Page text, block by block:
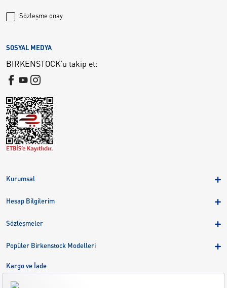
Sözleşme onay
Kurumsal
Birkenstock Group
Kariyer
Hesap Bilgilerim
Sipariş Takibi
Sözleşmeler
Kargo ve İade
Çerez Tercihlerini Yönetin
Popüler Birkenstock Modelleri
Kargo ve İade
Bize Ulaşın
SOSYAL MEDYA
BIRKENSTOCK'u takip et: